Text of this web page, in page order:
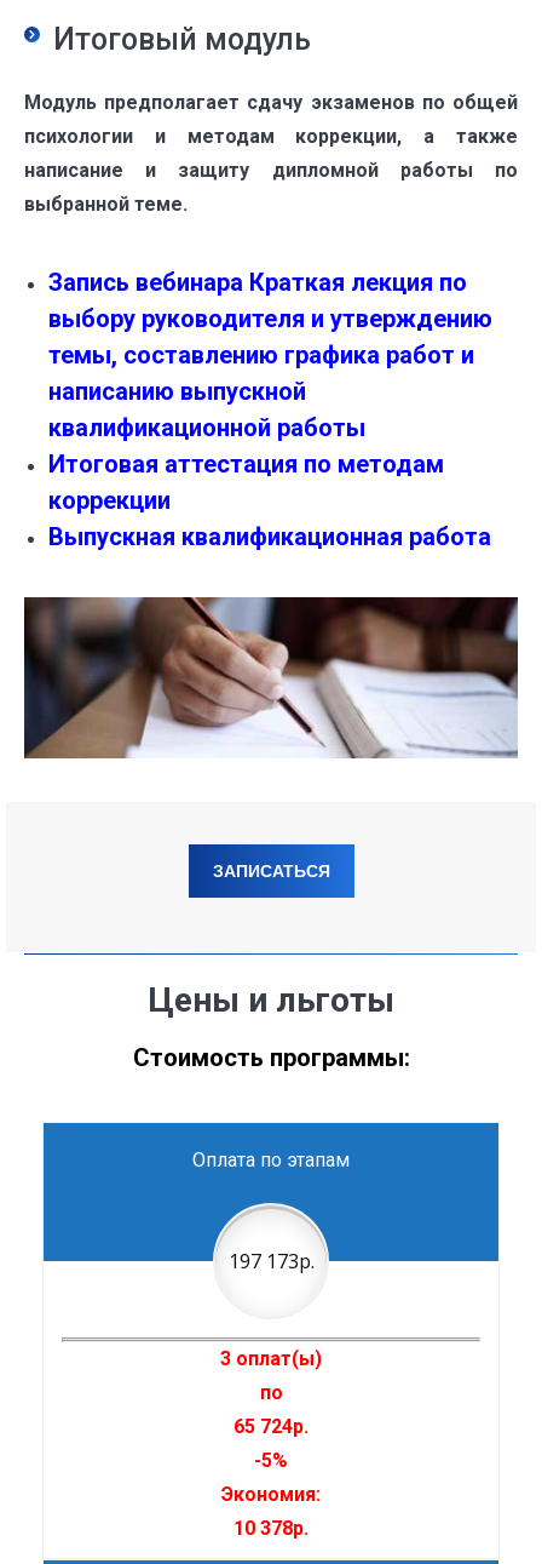
Итоговый модуль
Модуль предполагает сдачу экзаменов по общей
психологии и методам коррекции, а также
написание и защиту дипломной работы по
выбранной теме.
Запись вебинара Краткая лекция по
выбору руководителя и утверждению
темы, составлению графика работ и
написанию выпускной
квалификационной работы
Итоговая аттестация по методам
коррекции
Выпускная квалификационная работа
ЗАПИСАТЬСЯ
Цены и льготы
Стоимость программы:
Оплата по этапам
197 173р.
3 оплат(ы)
по
65 724р.
-5%
Экономия:
10 378р.